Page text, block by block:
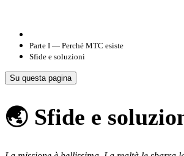
Parte I — Perché MTC esiste
Sfide e soluzioni
Su questa pagina
🌏 Sfide e